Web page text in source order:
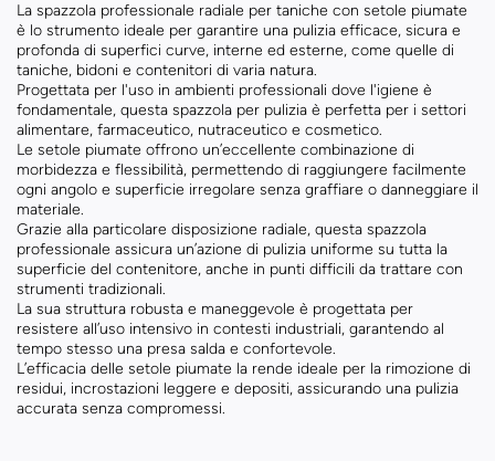
La spazzola professionale radiale per taniche con setole piumate
è lo strumento ideale per garantire una pulizia efficace, sicura e
profonda di superfici curve, interne ed esterne, come quelle di
taniche, bidoni e contenitori di varia natura.
Progettata per l'uso in ambienti professionali dove l'igiene è
fondamentale, questa spazzola per pulizia è perfetta per i settori
alimentare, farmaceutico, nutraceutico e cosmetico.
Le setole piumate offrono un’eccellente combinazione di
morbidezza e flessibilità, permettendo di raggiungere facilmente
ogni angolo e superficie irregolare senza graffiare o danneggiare il
materiale.
Grazie alla particolare disposizione radiale, questa spazzola
professionale assicura un’azione di pulizia uniforme su tutta la
superficie del contenitore, anche in punti difficili da trattare con
strumenti tradizionali.
La sua struttura robusta e maneggevole è progettata per
resistere all’uso intensivo in contesti industriali, garantendo al
tempo stesso una presa salda e confortevole.
L’efficacia delle setole piumate la rende ideale per la rimozione di
residui, incrostazioni leggere e depositi, assicurando una pulizia
accurata senza compromessi.